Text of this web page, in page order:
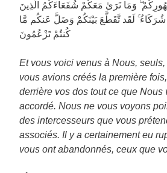
وَمَا نَرَىٰ مَعَكُمْ شُفَعَاءَكُمُ الَّذِينَ
لَقَد تَّقَطَّعَ بَيْنَكُمْ وَضَلَّ عَنكُم مَّا
كُنتُمْ تَزْعُمُونَ
Et vous voici venus à Nous,
vous avions créés la première
derrière vos dos tout ce que Nous
accordé. Nous ne vous voyons
des intercesseurs que vous
associés. Il y a certainement eu
vous ont abandonnés, ceux que